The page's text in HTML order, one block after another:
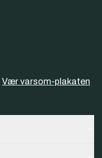
Vær varsom-plakaten